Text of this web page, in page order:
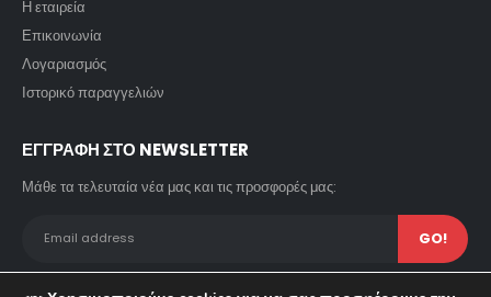
Η εταιρεία
Επικοινωνία
Λογαριασμός
Ιστορικό παραγγελιών
ΕΓΓΡΑΦΗ ΣΤΟ NEWSLETTER
Μάθε τα τελευταία νέα μας και τις προσφορές μας: